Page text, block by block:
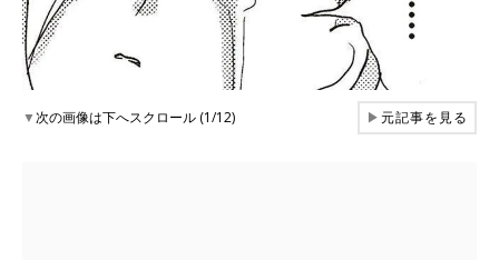
▼次の画像は下へスクロール (1/12) ▶元記事を見る